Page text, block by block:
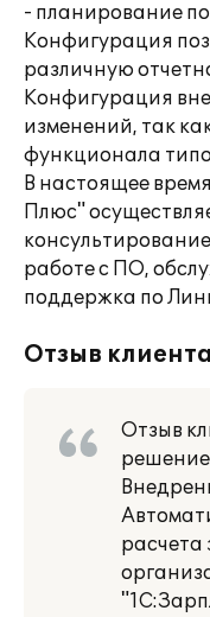
- планирование
Конфигурация
различную
Конфигурация
изменений, так
функционала
В настоящее
Плюс"
работе с ПО,
поддержка по
Отзыв клиента
Отзыв
решение
расчета